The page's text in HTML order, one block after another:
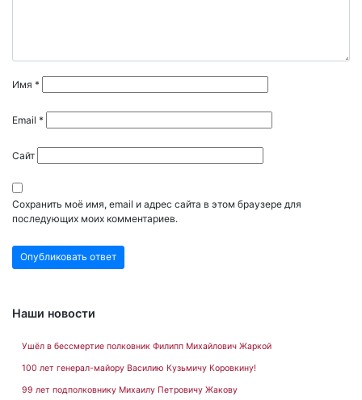
Имя *
Email *
Сайт
Сохранить моё имя, email и адрес сайта в этом браузере для
последующих моих комментариев.
Наши новости
Ушёл в бессмертие полковник Филипп Михайлович Жаркой
100 лет генерал-майору Василию Кузьмичу Коровкину!
99 лет подполковнику Михаилу Петровичу Жакову